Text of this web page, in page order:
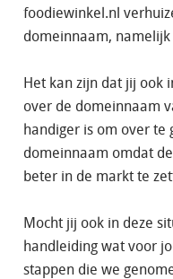
foodiewinkel.nl
domeinnaam, namelijk
Het kan zijn dat jij ook
over de domeinnaam
handiger is om over te
domeinnaam omdat
beter in de markt te
Mocht jij ook in deze
handleiding wat voor
stappen die we